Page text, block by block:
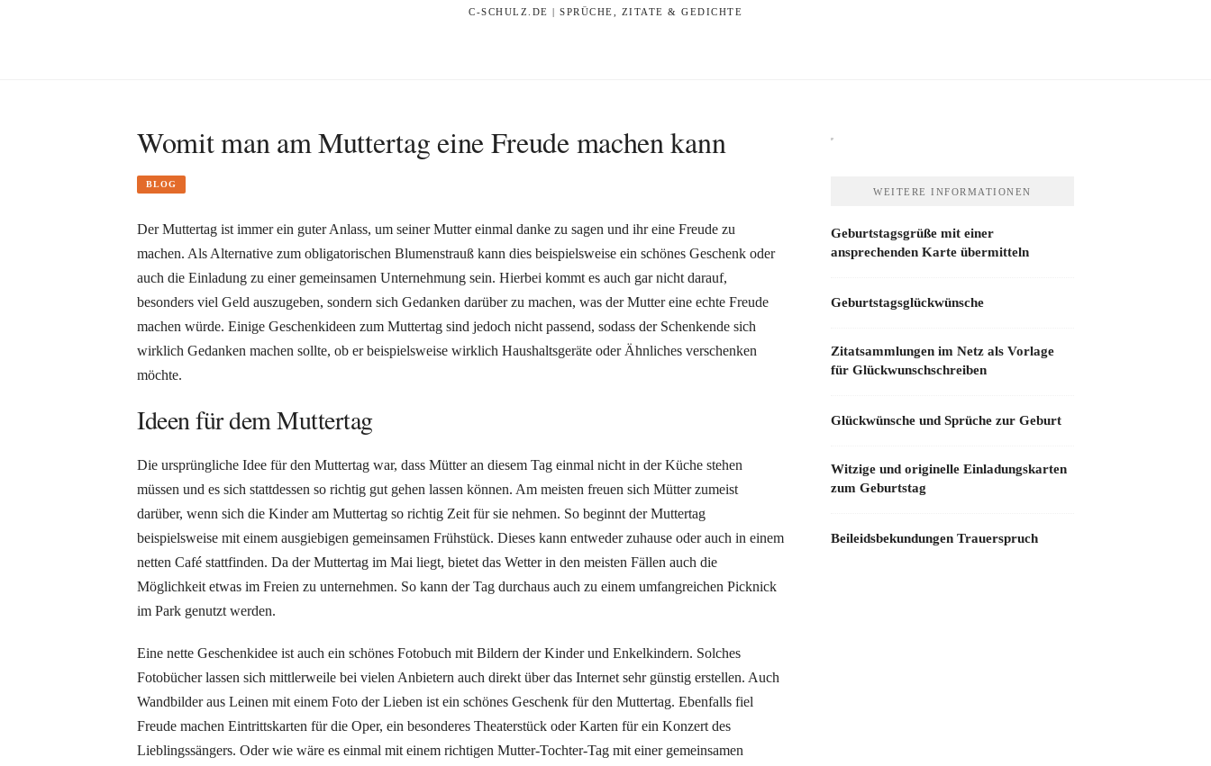
C-SCHULZ.DE | SPRÜCHE, ZITATE & GEDICHTE
Womit man am Muttertag eine Freude machen kann
BLOG
Der Muttertag ist immer ein guter Anlass, um seiner Mutter einmal danke zu sagen und ihr eine Freude zu
machen. Als Alternative zum obligatorischen Blumenstrauß kann dies beispielsweise ein schönes Geschenk oder
auch die Einladung zu einer gemeinsamen Unternehmung sein. Hierbei kommt es auch gar nicht darauf,
besonders viel Geld auszugeben, sondern sich Gedanken darüber zu machen, was der Mutter eine echte Freude
machen würde. Einige Geschenkideen zum Muttertag sind jedoch nicht passend, sodass der Schenkende sich
wirklich Gedanken machen sollte, ob er beispielsweise wirklich Haushaltsgeräte oder Ähnliches verschenken
möchte.
Ideen für dem Muttertag
Die ursprüngliche Idee für den Muttertag war, dass Mütter an diesem Tag einmal nicht in der Küche stehen
müssen und es sich stattdessen so richtig gut gehen lassen können. Am meisten freuen sich Mütter zumeist
darüber, wenn sich die Kinder am Muttertag so richtig Zeit für sie nehmen. So beginnt der Muttertag
beispielsweise mit einem ausgiebigen gemeinsamen Frühstück. Dieses kann entweder zuhause oder auch in einem
netten Café stattfinden. Da der Muttertag im Mai liegt, bietet das Wetter in den meisten Fällen auch die
Möglichkeit etwas im Freien zu unternehmen. So kann der Tag durchaus auch zu einem umfangreichen Picknick
im Park genutzt werden.
Eine nette Geschenkidee ist auch ein schönes Fotobuch mit Bildern der Kinder und Enkelkindern. Solches
Fotobücher lassen sich mittlerweile bei vielen Anbietern auch direkt über das Internet sehr günstig erstellen. Auch
Wandbilder aus Leinen mit einem Foto der Lieben ist ein schönes Geschenk für den Muttertag. Ebenfalls fiel
Freude machen Eintrittskarten für die Oper, ein besonderes Theaterstück oder Karten für ein Konzert des
Lieblingssängers. Oder wie wäre es einmal mit einem richtigen Mutter-Tochter-Tag mit einer gemeinsamen
WEITERE INFORMATIONEN
Geburtstagsgrüße mit einer
ansprechenden Karte übermitteln
Geburtstagsglückwünsche
Zitatsammlungen im Netz als Vorlage
für Glückwunschschreiben
Glückwünsche und Sprüche zur Geburt
Witzige und originelle Einladungskarten
zum Geburtstag
Beileidsbekundungen Trauerspruch